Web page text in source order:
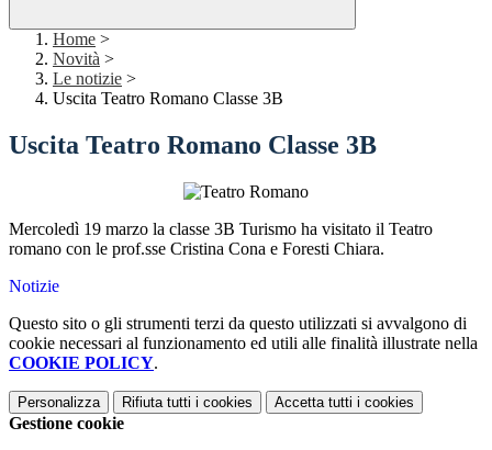
Home >
Novità >
Le notizie >
Uscita Teatro Romano Classe 3B
Uscita Teatro Romano Classe 3B
Mercoledì 19 marzo la classe 3B Turismo ha visitato il Teatro
romano con le prof.sse Cristina Cona e Foresti Chiara.
Notizie
Questo sito o gli strumenti terzi da questo utilizzati si avvalgono di
cookie necessari al funzionamento ed utili alle finalità illustrate nella
COOKIE POLICY.
Personalizza Rifiuta tutti i cookies Accetta tutti i cookies
Gestione cookie